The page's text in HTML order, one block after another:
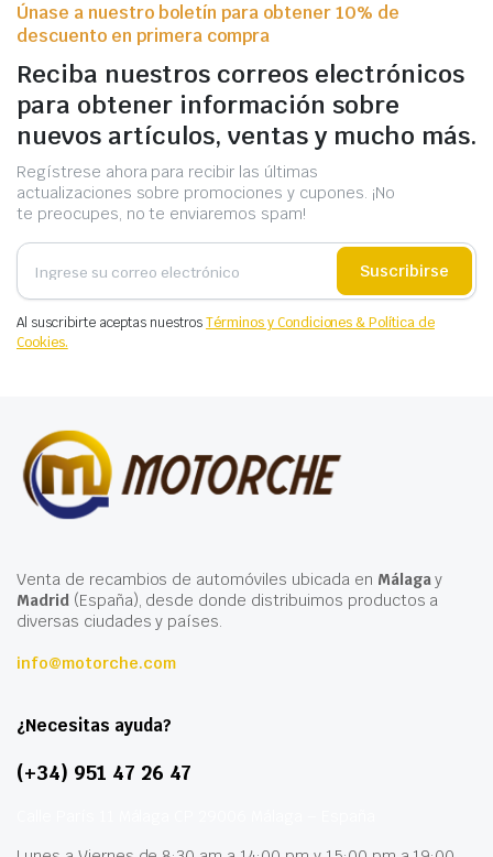
Únase a nuestro boletín para obtener 10% de
descuento en primera compra
Reciba nuestros correos electrónicos
para obtener información sobre
nuevos artículos, ventas y mucho más.
Regístrese ahora para recibir las últimas
actualizaciones sobre promociones y cupones. ¡No
te preocupes, no te enviaremos spam!
Suscribirse
Al suscribirte aceptas nuestrosTérminos y Condiciones & Política de
Cookies.
Venta de recambios de automóviles ubicada en Málagay
Madrid(España), desde donde distribuimos productos a
diversas ciudades y países.
info@motorche.com
¿Necesitas ayuda?
(+34) 951 47 26 47